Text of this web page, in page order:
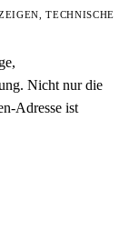
TECHNISCHE
Nicht nur die
Adresse ist